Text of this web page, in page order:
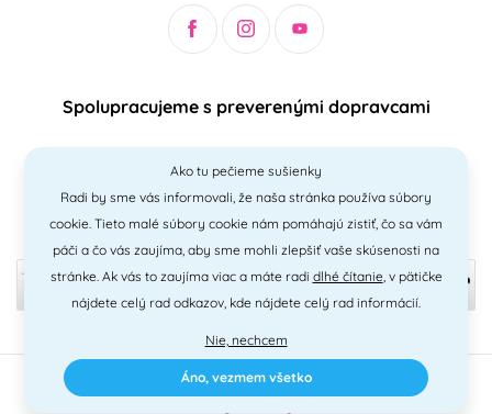
Spolupracujeme s preverenými dopravcami
Bezpečný a jednoduchý spôsob platieb
2010 - 2026 © PNM International s.r.o. • technické riešenie Simplia
Ako tu pečieme sušienky
Radi by sme vás informovali, že naša stránka používa súbory
cookie. Tieto malé súbory cookie nám pomáhajú zistiť, čo sa vám
páči a čo vás zaujíma, aby sme mohli zlepšiť vaše skúsenosti na
stránke. Ak vás to zaujíma viac a máte radi dlhé čítanie, v pätičke
nájdete celý rad odkazov, kde nájdete celý rad informácií.
Nie, nechcem
Áno, vezmem všetko